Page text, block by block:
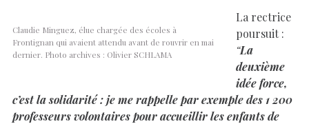
Claudie Minguez, élue chargée des écoles à
Frontignan qui avaient attendu avant de rouvrir en mai
dernier. Photo archives : Olivier SCHLAMA
La rectrice
poursuit :
“La
deuxième
idée force,
c’est la solidarité : je me rappelle par exemple des 1 200
professeurs volontaires pour accueillir les enfants de